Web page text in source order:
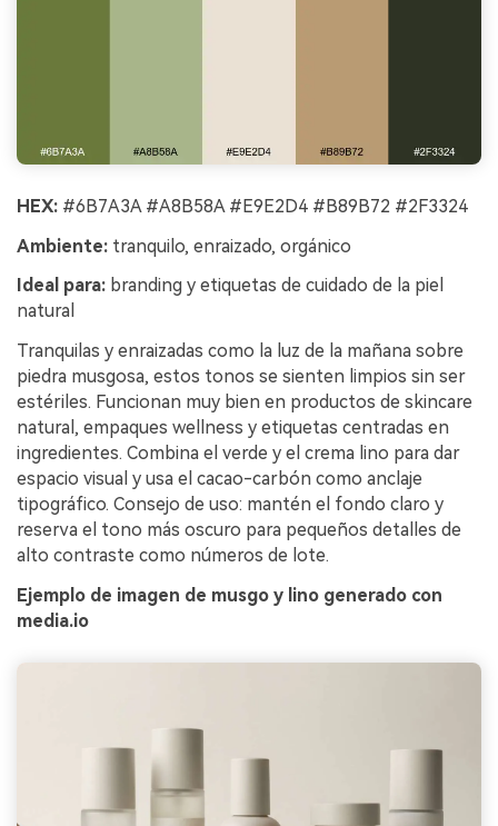
HEX: #6B7A3A #A8B58A #E9E2D4 #B89B72 #2F3324
Ambiente: tranquilo, enraizado, orgánico
Ideal para: branding y etiquetas de cuidado de la piel
natural
Tranquilas y enraizadas como la luz de la mañana sobre
piedra musgosa, estos tonos se sienten limpios sin ser
estériles. Funcionan muy bien en productos de skincare
natural, empaques wellness y etiquetas centradas en
ingredientes. Combina el verde y el crema lino para dar
espacio visual y usa el cacao-carbón como anclaje
tipográfico. Consejo de uso: mantén el fondo claro y
reserva el tono más oscuro para pequeños detalles de
alto contraste como números de lote.
Ejemplo de imagen de musgo y lino generado con
media.io